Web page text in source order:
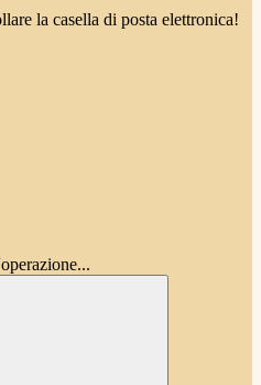
la casella di posta elettronica!